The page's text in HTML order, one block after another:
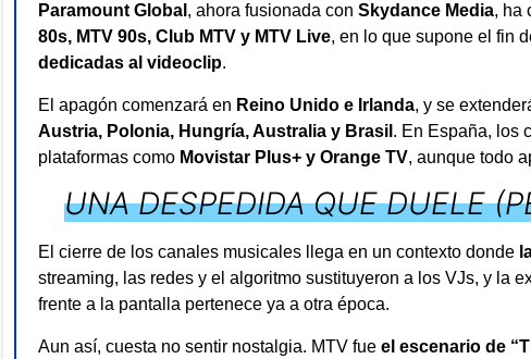
Paramount Global , ahora fusionada con Skydance Media, ha
80s, MTV 90s, Club MTV y MTV Live, en lo que supone el fin
dedicadas al videoclip.
El apagón comenzará en Reino Unido e Irlanda, y se
Austria, Polonia, Hungría, Australia y Brasil . En España, los
plataformas como Movistar Plus+ y Orange TV, aunque todo
UNA DESPEDIDA QUE DUELE
El cierre de los canales musicales llega en un contexto donde
streaming, las redes y el algoritmo sustituyeron a los VJs, y la
frente a la pantalla pertenece ya a otra época.
Aun así, cuesta no sentir nostalgia. MTV fue el escenario de